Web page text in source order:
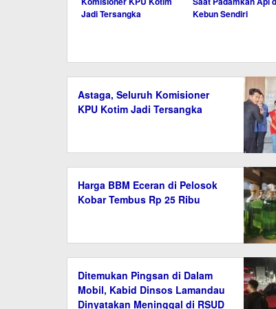
Jadi Tersangka
Kebun Sendiri
Astaga, Seluruh Komisioner
KPU Kotim Jadi Tersangka
Harga BBM Eceran di Pelosok
Kobar Tembus Rp 25 Ribu
Ditemukan Pingsan di Dalam
Mobil, Kabid Dinsos Lamandau
Dinyatakan Meninggal di RSUD